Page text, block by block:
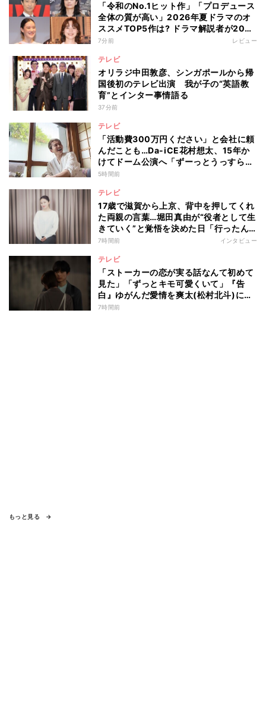
「令和のNo.1ヒット作」「プロデュース
全体の質が高い」2026年夏ドラマのオ
ススメTOP5作は? ドラマ解説者が20作
の傾向を“視聴率無視”で徹底分析
7分前 レビュー
テレビ
オリラジ中田敦彦、シンガポールから帰
国後初のテレビ出演 我が子の“英語教
育”とインター事情語る
37分前
テレビ
「活動費300万円ください」と会社に頼
んだことも…Da-iCE花村想太、15年か
けてドーム公演へ「ずーっとうっすらや
けど右肩上がり続けられていた」
5時間前
テレビ
17歳で滋賀から上京、背中を押してくれ
た両親の言葉…堀田真由が“役者として生
きていく”と覚悟を決めた日「行ったん
やったら、もう帰られへんな」
7時間前 インタビュー
テレビ
「ストーカーの恋が実る話なんて初めて
見た」「ずっとキモ可愛くいて」『告
白』ゆがんだ愛情を爽太(松村北斗)に向
ける視聴者の声
7時間前
もっと見る